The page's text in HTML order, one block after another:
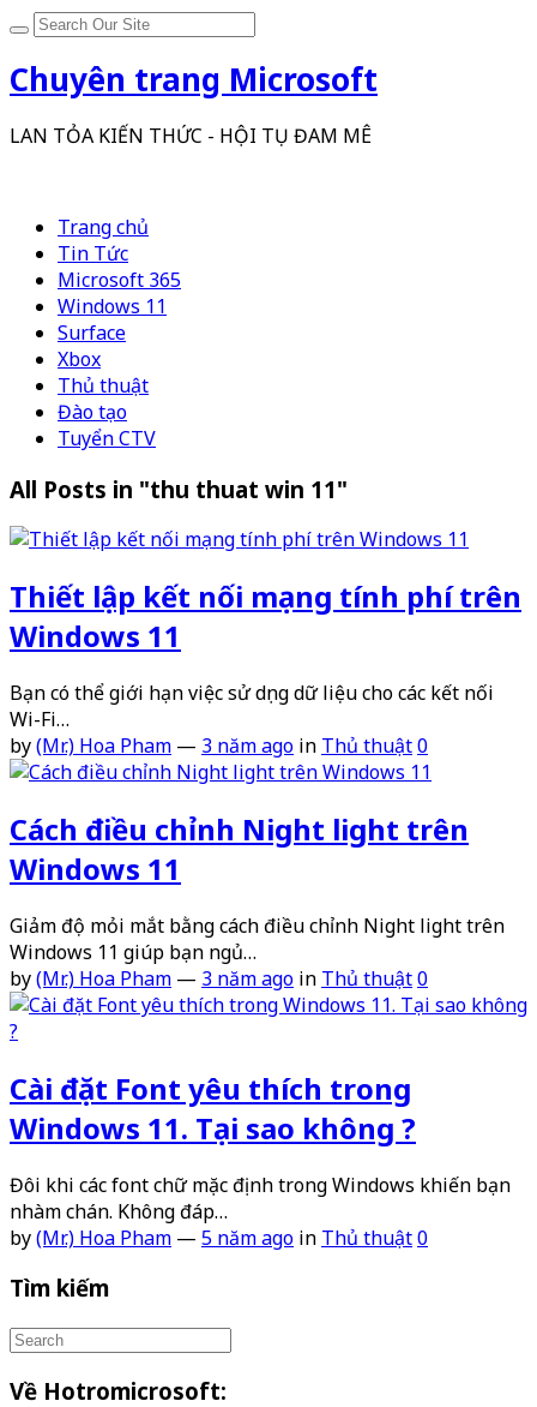
Chuyên trang Microsoft
LAN TỎA KIẾN THỨC - HỘI TỤ ĐAM MÊ
Trang chủ
Tin Tức
Microsoft 365
Windows 11
Surface
Xbox
Thủ thuật
Đào tạo
Tuyển CTV
All Posts in "thu thuat win 11"
Thiết lập kết nối mạng tính phí trên
Windows 11
Bạn có thể giới hạn việc sử dụng dữ liệu cho các kết nối
Wi-Fi…
by(Mr.) Hoa Pham — 3 năm ago in Thủ thuật0
Cách điều chỉnh Night light trên
Windows 11
Giảm độ mỏi mắt bằng cách điều chỉnh Night light trên
Windows 11 giúp bạn ngủ…
by(Mr.) Hoa Pham — 3 năm ago in Thủ thuật0
Cài đặt Font yêu thích trong
Windows 11. Tại sao không ?
Đôi khi các font chữ mặc định trong Windows khiến bạn
nhàm chán. Không đáp…
by(Mr.) Hoa Pham — 5 năm ago in Thủ thuật0
Tìm kiếm
Về Hotromicrosoft: